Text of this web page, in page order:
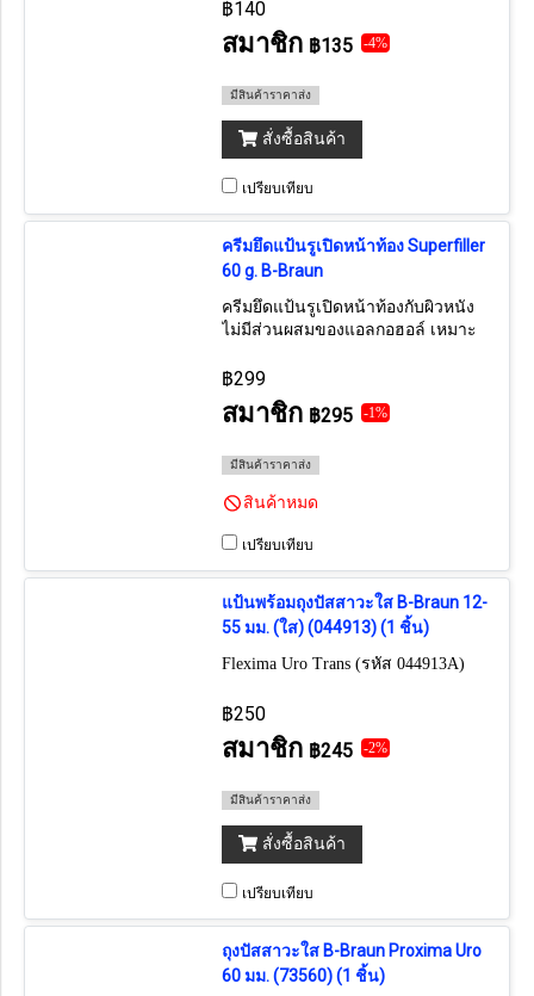
฿140
สมาชิก ฿135 -4%
มีสินค้าราคาส่ง
สั่งซื้อสินค้า
เปรียบเทียบ
ครีมยึดแป้นรูเปิดหน้าท้อง Superfiller
60 g. B-Braun
ครีมยึดแป้นรูเปิดหน้าท้องกับผิวหนัง
ไม่มีส่วนผสมของแอลกอฮอล์ เหมาะ
฿299
สมาชิก ฿295 -1%
มีสินค้าราคาส่ง
สินค้าหมด
เปรียบเทียบ
แป้นพร้อมถุงปัสสาวะใส B-Braun 12-
55 มม. (ใส) (044913) (1 ชิ้น)
Flexima Uro Trans (รหัส 044913A)
฿250
สมาชิก ฿245 -2%
มีสินค้าราคาส่ง
สั่งซื้อสินค้า
เปรียบเทียบ
ถุงปัสสาวะใส B-Braun Proxima Uro
60 มม. (73560) (1 ชิ้น)